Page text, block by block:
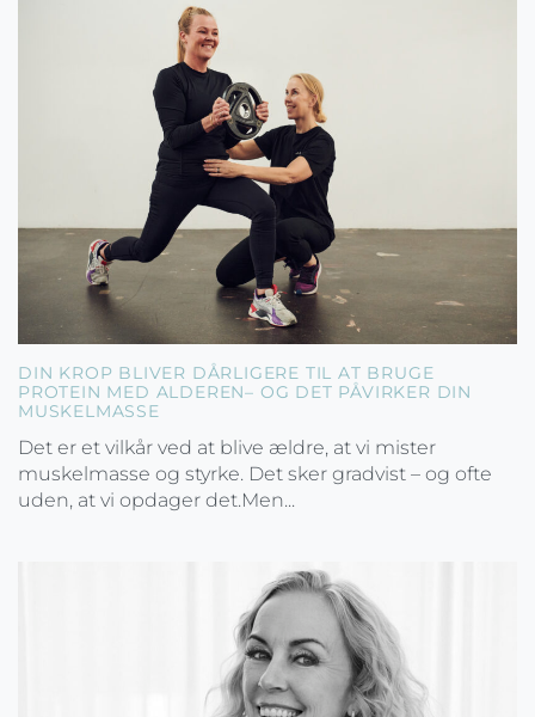
DIN KROP BLIVER DÅRLIGERE TIL AT BRUGE
PROTEIN MED ALDEREN– OG DET PÅVIRKER DIN
MUSKELMASSE
Det er et vilkår ved at blive ældre, at vi mister
muskelmasse og styrke. Det sker gradvist – og ofte
uden, at vi opdager det.Men...